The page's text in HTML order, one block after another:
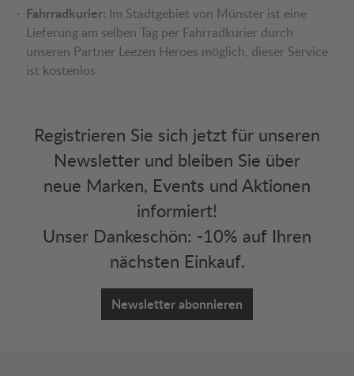
Fahrradkurier: Im Stadtgebiet von Münster ist eine
Lieferung am selben Tag per Fahrradkurier durch
unseren Partner Leezen Heroes möglich, dieser Service
ist kostenlos
Registrieren Sie sich jetzt für unseren
Newsletter und bleiben Sie über
neue Marken, Events und Aktionen
informiert!
Unser Dankeschön: -10% auf Ihren
nächsten Einkauf.
Newsletter abonnieren